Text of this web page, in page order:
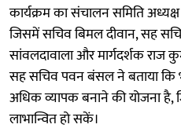
कार्यक्रम का संचालन समिति
जिसमें सचिव बिमल दीवान, सह
सांवलदावाला और मार्गदर्शक राज
सह सचिव पवन बंसल ने बताया कि
अधिक व्यापक बनाने की योजना
लाभान्वित हो सकें।